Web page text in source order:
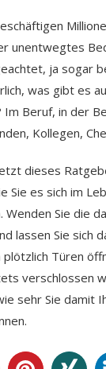
unentwegtes
ja sogar
was gibt es
Im Beruf, in der
Kollegen,
dieses
Sie es sich im
Wenden Sie die
lassen Sie sich
plötzlich Türen
verschlossen
sehr Sie damit